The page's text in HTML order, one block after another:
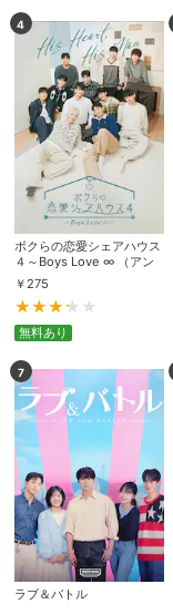
4
ボクらの恋愛シェアハウス
４～Boys Love ∞ （アン
リミテッド） ～
￥ 275
無料あり
7
ラブ＆バトル